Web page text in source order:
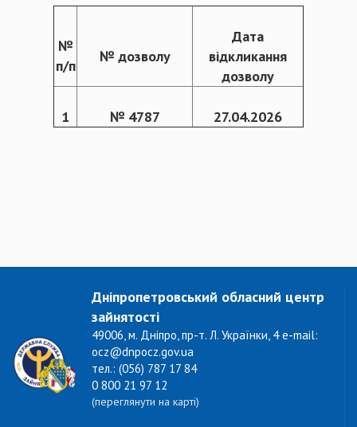
№
п/п
№ дозволу
Дата
відкликання
дозволу
1 № 4787 27.04.2026
Дніпропетровський обласний центр
зайнятості
49006, м. Дніпро, пр-т. Л. Українки, 4 e-mail:
ocz@dnpocz.gov.ua
тел.: (056) 787 17 84
0 800 21 97 12
(переглянути на карті)